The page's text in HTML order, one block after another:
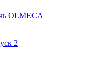
OLMECA
2